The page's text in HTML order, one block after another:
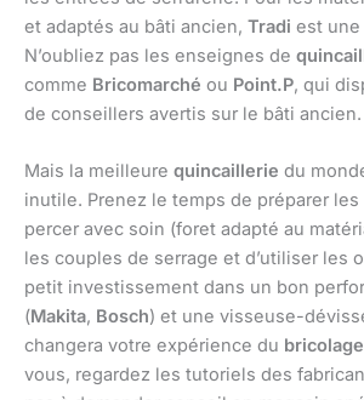
et adaptés au bâti ancien, Tradi est une
N’oubliez pas les enseignes de
comme Bricomarché ou Point.P, qui
de conseillers avertis sur le bâti ancien.
Mais la meilleure quincaillerie du
inutile. Prenez le temps de préparer
percer avec soin (foret adapté au
les couples de serrage et d’utiliser les
petit investissement dans un bon
(Makita, Bosch) et une visseuse-
changera votre expérience du bricolage
vous, regardez les tutoriels des